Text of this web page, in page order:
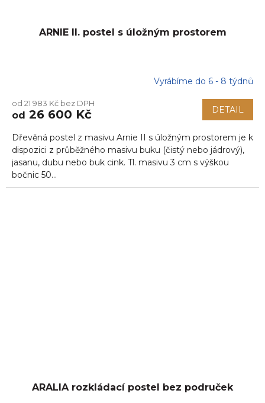
ARNIE II. postel s úložným prostorem
Vyrábíme do 6 - 8 týdnů
od 21 983 Kč bez DPH
od 26 600 Kč DETAIL
Dřevěná postel z masivu Arnie II s úložným prostorem je k
dispozici z průběžného masivu buku (čistý nebo jádrový),
jasanu, dubu nebo buk cink. Tl. masivu 3 cm s výškou
bočnic 50...
ARALIA rozkládací postel bez područek